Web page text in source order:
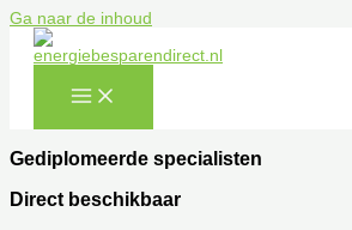
Ga naar de inhoud
Gediplomeerde specialisten
Direct beschikbaar